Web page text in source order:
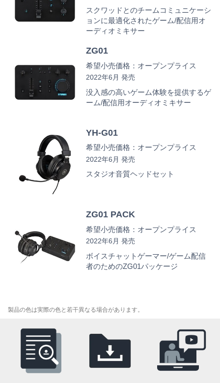
スクワッドとのチームコミュニケーシ
ョンに最適化されたゲーム/配信用オ
ーディオミキサー
ZG01
希望小売価格：オープンプライス
2022年6月 発売
没入感の高いゲーム体験を提供するゲ
ーム/配信用オーディオミキサー
YH-G01
希望小売価格：オープンプライス
2022年6月 発売
スタジオ音質ヘッドセット
ZG01 PACK
希望小売価格：オープンプライス
2022年6月 発売
ボイスチャットゲーマー/ゲーム配信
者のためのZG01パッケージ
製品の色は実際の色と若干異なる場合があります。